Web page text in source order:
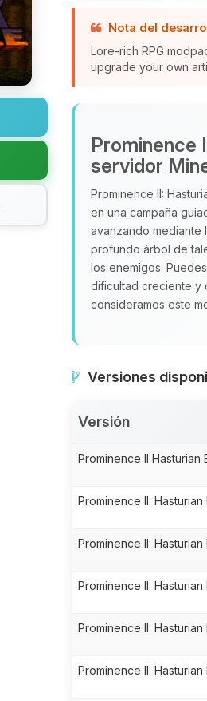
Nota del
Lore-rich RPG
upgrade your own
Prominence
servidor
Prominence II:
en una campaña
avanzando mediante
profundo árbol de
los enemigos.
dificultad creciente y
consideramos este
Versiones
Versión
Prominence II Hasturian
Prominence II: Hasturian
Prominence II: Hasturian
Prominence II: Hasturian
Prominence II: Hasturian
Prominence II: Hasturian